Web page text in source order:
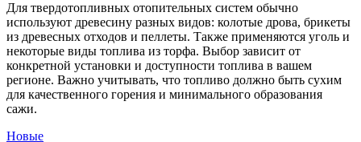
Для твердотопливных отопительных систем обычно
используют древесину разных видов: колотые дрова, брикеты
из древесных отходов и пеллеты. Также применяются уголь и
некоторые виды топлива из торфа. Выбор зависит от
конкретной установки и доступности топлива в вашем
регионе. Важно учитывать, что топливо должно быть сухим
для качественного горения и минимального образования
сажи.
Новые